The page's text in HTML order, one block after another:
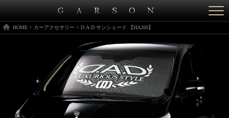
HOME > カーアクセサリー > D.A.D サンシェード 【HA260】